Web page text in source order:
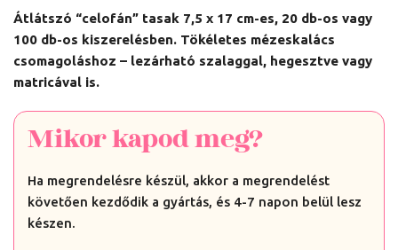
Átlátszó “celofán” tasak 7,5 x 17 cm-es, 20 db-os vagy
100 db-os kiszerelésben. Tökéletes mézeskalács
csomagoláshoz – lezárható szalaggal, hegesztve vagy
matricával is.
Mikor kapod meg?
Ha megrendelésre készül, akkor a megrendelést
követően kezdődik a gyártás, és 4-7 napon belül lesz
készen.